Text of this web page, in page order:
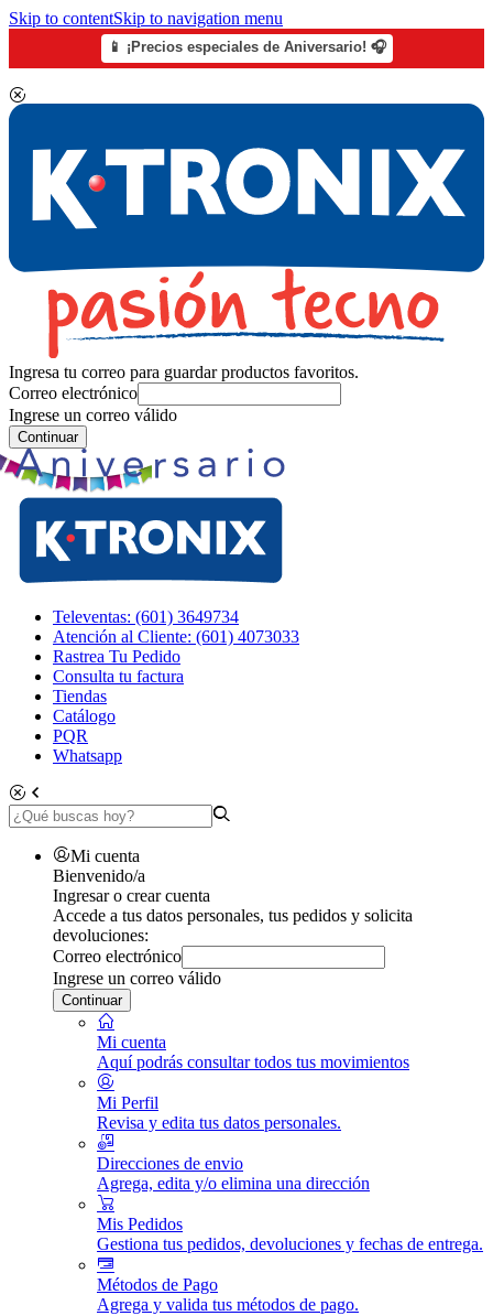
Skip to contentSkip to navigation menu
📱 ¡Precios especiales de Aniversario! 🎧
Ingresa tu correo para guardar productos favoritos.
Correo electrónico
Ingrese un correo válido
Continuar
Televentas: (601) 3649734
Atención al Cliente: (601) 4073033
Rastrea Tu Pedido
Consulta tu factura
Tiendas
Catálogo
PQR
Whatsapp
Mi cuenta
Bienvenido/a
Ingresar o crear cuenta
Accede a tus datos personales, tus pedidos y solicita
devoluciones:
Correo electrónico
Ingrese un correo válido
Continuar
Mi cuenta
Aquí podrás consultar todos tus movimientos
Mi Perfil
Revisa y edita tus datos personales.
Direcciones de envio
Agrega, edita y/o elimina una dirección
Mis Pedidos
Gestiona tus pedidos, devoluciones y fechas de entrega.
Métodos de Pago
Agrega y valida tus métodos de pago.